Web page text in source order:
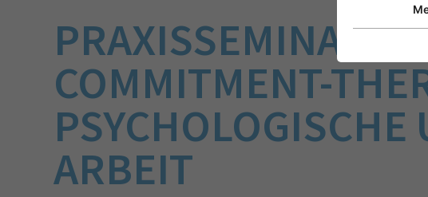
PRAXISSEMINAR
COMMITMENT-
ARBEIT